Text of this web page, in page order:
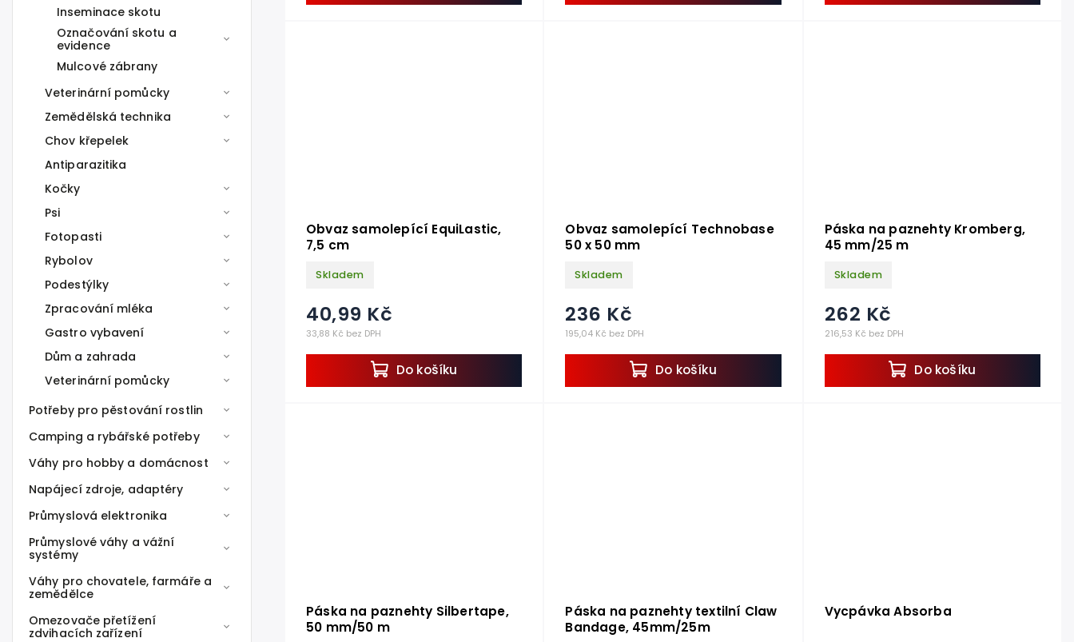
Inseminace skotu
Označování skotu a
evidence
Mulcové zábrany
Veterinární pomůcky
Zemědělská technika
Chov křepelek
Antiparazitika
Kočky
Psi
Fotopasti
Rybolov
Podestýlky
Zpracování mléka
Gastro vybavení
Dům a zahrada
Veterinární pomůcky
Potřeby pro pěstování rostlin
Camping a rybářské potřeby
Váhy pro hobby a domácnost
Napájecí zdroje, adaptéry
Průmyslová elektronika
Průmyslové váhy a vážní
systémy
Váhy pro chovatele, farmáře a
zemědělce
Omezovače přetížení
zdvihacích zařízení
Obvaz samolepící EquiLastic,
7,5 cm
Skladem
33,88 Kč bez DPH
40,99 Kč
Do košíku
Obvaz samolepící Technobase
50 x 50 mm
Skladem
195,04 Kč bez DPH
236 Kč
Do košíku
Páska na paznehty Kromberg,
45 mm/25 m
Skladem
216,53 Kč bez DPH
262 Kč
Do košíku
Páska na paznehty Silbertape,
50 mm/50 m
Páska na paznehty textilní Claw
Bandage, 45mm/25m
Vycpávka Absorba